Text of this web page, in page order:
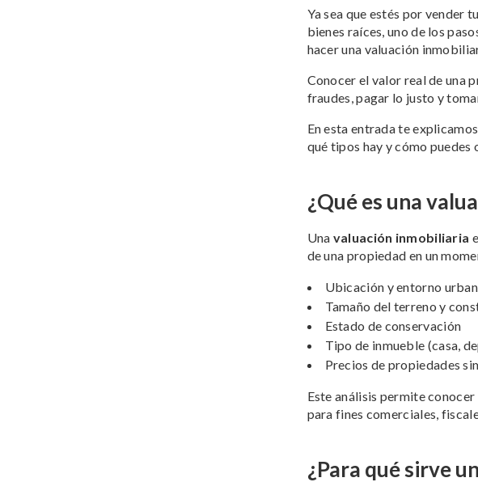
Ya sea que estés por vender
bienes raíces, uno de los
hacer una valuación
Conocer el valor real de una
fraudes, pagar lo justo y
En esta entrada te
qué tipos hay y cómo puedes
¿Qué es una
Una valuación inmobiliaria
de una propiedad en un
Ubicación y entorno
Tamaño del terreno y
Estado de conservación
Tipo de inmueble (casa,
Precios de propiedades
Este análisis permite
para fines comerciales,
¿Para qué sirve